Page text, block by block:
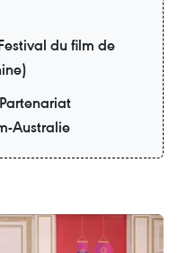
du film de
Australie